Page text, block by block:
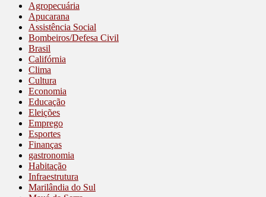
Agropecuária
Apucarana
Assistência Social
Bombeiros/Defesa Civil
Brasil
Califórnia
Clima
Cultura
Economia
Educação
Eleições
Emprego
Esportes
Finanças
gastronomia
Habitação
Infraestrutura
Marilândia do Sul